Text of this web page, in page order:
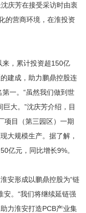
庆芳在接受采访时由衷
的营商环境，在淮投资
，累计投资超150亿
建成，助力鹏鼎控股连
一。“虽然我们做到世
大。”沈庆芳介绍，目
项目（第三园区）一期
大规模生产。据了解，
亿元，同比增长9%。
形成以鹏鼎控股为“链
安。“我们将继续延链强
力淮安打造PCB产业集